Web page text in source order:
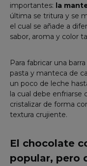
importantes: la
última se tritura y se
el cual se añade a
sabor, aroma y color
Para fabricar una
pasta y manteca de
un poco de leche
la cual debe enfriarse
cristalizar de forma
textura crujiente.
El chocolate
popular, pero